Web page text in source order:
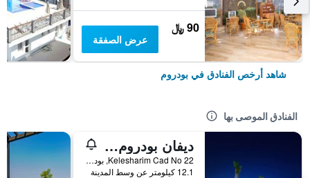
90 ﷼
عرض الصفقة
شاهد أرخص الفنادق في بودروم
الفنادق الموصى بها
ديفان بودروم بالميرا
Kelesharim Cad No 22, بودروم, تركيا
12.1 كيلومتر عن وسط المدينة